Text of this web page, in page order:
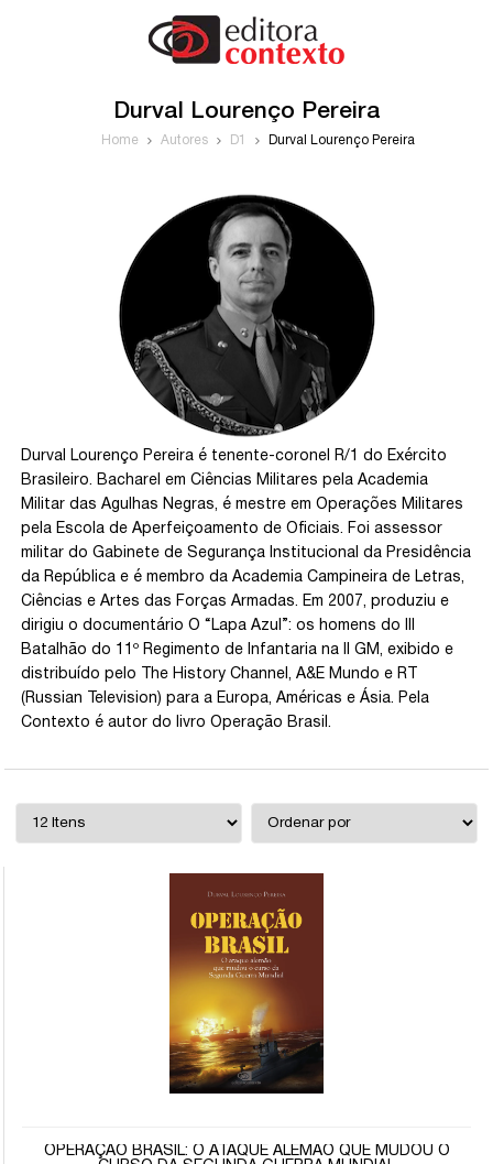
Durval Lourenço Pereira
Home Autores D1 Durval Lourenço Pereira
Durval Lourenço Pereira é tenente-coronel R/1 do Exército
Brasileiro. Bacharel em Ciências Militares pela Academia
Militar das Agulhas Negras, é mestre em Operações Militares
pela Escola de Aperfeiçoamento de Oficiais. Foi assessor
militar do Gabinete de Segurança Institucional da Presidência
da República e é membro da Academia Campineira de Letras,
Ciências e Artes das Forças Armadas. Em 2007, produziu e
dirigiu o documentário O “Lapa Azul”: os homens do III
Batalhão do 11º Regimento de Infantaria na II GM, exibido e
distribuído pelo The History Channel, A&E Mundo e RT
(Russian Television) para a Europa, Américas e Ásia. Pela
Contexto é autor do livro Operação Brasil.
OPERAÇÃO BRASIL: O ATAQUE ALEMÃO QUE MUDOU O